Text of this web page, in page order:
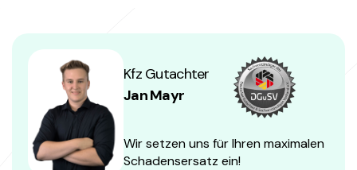
Kfz Gutachter
Jan Mayr
Wir setzen uns für Ihren maximalen
Schadensersatz ein!